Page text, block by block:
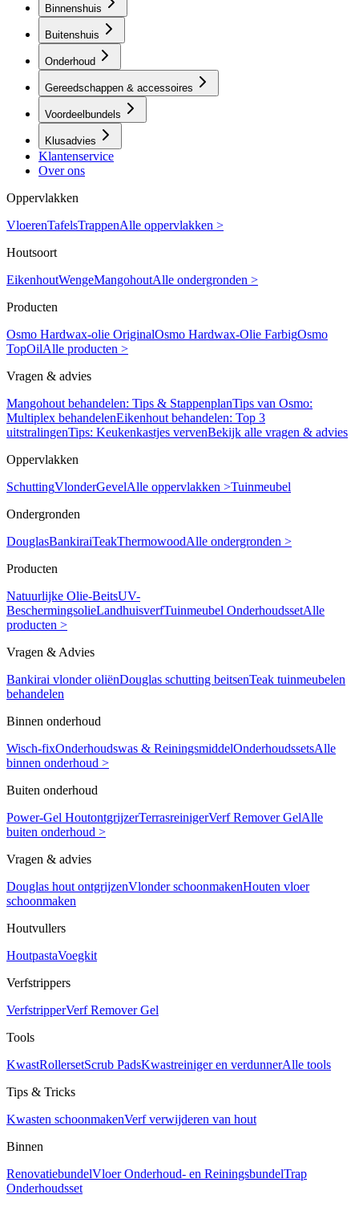
Binnenshuis
Buitenshuis
Onderhoud
Gereedschappen & accessoires
Voordeelbundels
Klusadvies
Klantenservice
Over ons
Oppervlakken
VloerenTafelsTrappenAlle oppervlakken >
Houtsoort
EikenhoutWengeMangohoutAlle ondergronden >
Producten
Osmo Hardwax-olie OriginalOsmo Hardwax-Olie FarbigOsmo
TopOilAlle producten >
Vragen & advies
Mangohout behandelen: Tips & StappenplanTips van Osmo:
Multiplex behandelenEikenhout behandelen: Top 3
uitstralingenTips: Keukenkastjes vervenBekijk alle vragen & advies
Oppervlakken
SchuttingVlonderGevelAlle oppervlakken >Tuinmeubel
Ondergronden
DouglasBankiraiTeakThermowoodAlle ondergronden >
Producten
Natuurlijke Olie-BeitsUV-
BeschermingsolieLandhuisverfTuinmeubel OnderhoudssetAlle
producten >
Vragen & Advies
Bankirai vlonder oliënDouglas schutting beitsenTeak tuinmeubelen
behandelen
Binnen onderhoud
Wisch-fixOnderhoudswas & ReiningsmiddelOnderhoudssetsAlle
binnen onderhoud >
Buiten onderhoud
Power-Gel HoutontgrijzerTerrasreinigerVerf Remover GelAlle
buiten onderhoud >
Vragen & advies
Douglas hout ontgrijzenVlonder schoonmakenHouten vloer
schoonmaken
Houtvullers
HoutpastaVoegkit
Verfstrippers
VerfstripperVerf Remover Gel
Tools
KwastRollersetScrub PadsKwastreiniger en verdunnerAlle tools
Tips & Tricks
Kwasten schoonmakenVerf verwijderen van hout
Binnen
RenovatiebundelVloer Onderhoud- en ReiningsbundelTrap
Onderhoudsset